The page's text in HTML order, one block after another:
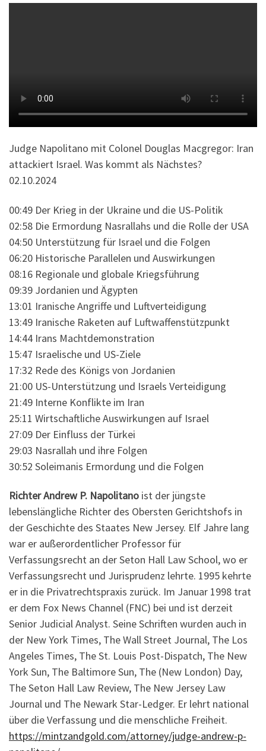
Judge Napolitano mit Colonel Douglas Macgregor: Iran
attackiert Israel. Was kommt als Nächstes?
02.10.2024
00:49 Der Krieg in der Ukraine und die US-Politik
02:58 Die Ermordung Nasrallahs und die Rolle der USA
04:50 Unterstützung für Israel und die Folgen
06:20 Historische Parallelen und Auswirkungen
08:16 Regionale und globale Kriegsführung
09:39 Jordanien und Ägypten
13:01 Iranische Angriffe und Luftverteidigung
13:49 Iranische Raketen auf Luftwaffenstützpunkt
14:44 Irans Machtdemonstration
15:47 Israelische und US-Ziele
17:32 Rede des Königs von Jordanien
21:00 US-Unterstützung und Israels Verteidigung
21:49 Interne Konflikte im Iran
25:11 Wirtschaftliche Auswirkungen auf Israel
27:09 Der Einfluss der Türkei
29:03 Nasrallah und ihre Folgen
30:52 Soleimanis Ermordung und die Folgen
Richter Andrew P. Napolitano ist der jüngste
lebenslängliche Richter des Obersten Gerichtshofs in
der Geschichte des Staates New Jersey. Elf Jahre lang
war er außerordentlicher Professor für
Verfassungsrecht an der Seton Hall Law School, wo er
Verfassungsrecht und Jurisprudenz lehrte. 1995 kehrte
er in die Privatrechtspraxis zurück. Im Januar 1998 trat
er dem Fox News Channel (FNC) bei und ist derzeit
Senior Judicial Analyst. Seine Schriften wurden auch in
der New York Times, The Wall Street Journal, The Los
Angeles Times, The St. Louis Post-Dispatch, The New
York Sun, The Baltimore Sun, The (New London) Day,
The Seton Hall Law Review, The New Jersey Law
Journal und The Newark Star-Ledger. Er lehrt national
über die Verfassung und die menschliche Freiheit.
https://mintzandgold.com/attorney/judge-andrew-p-